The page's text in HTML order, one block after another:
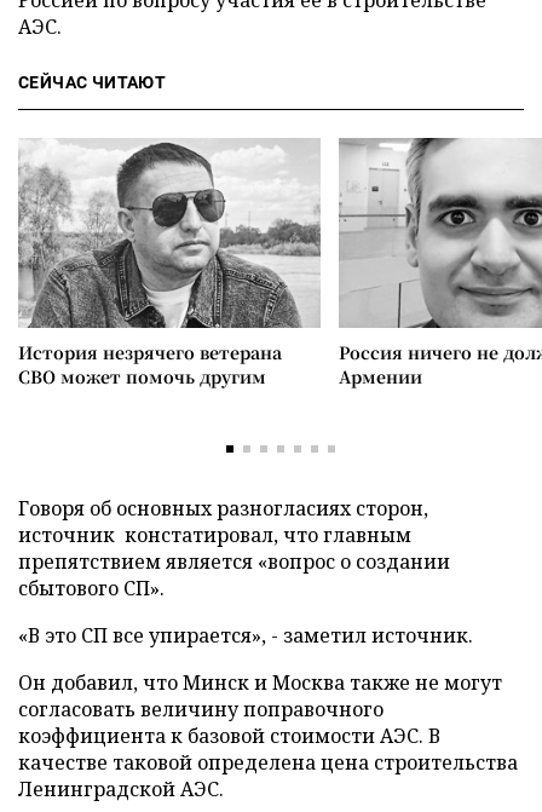
АЭС.
СЕЙЧАС ЧИТАЮТ
История незрячего ветерана
СВО может помочь другим
Россия ничего не
Армении
Говоря об основных разногласиях сторон,
источник констатировал, что главным
препятствием является «вопрос о создании
сбытового СП».
«В это СП все упирается», - заметил источник.
Он добавил, что Минск и Москва также не могут
согласовать величину поправочного
коэффициента к базовой стоимости АЭС. В
качестве таковой определена цена строительства
Ленинградской АЭС.